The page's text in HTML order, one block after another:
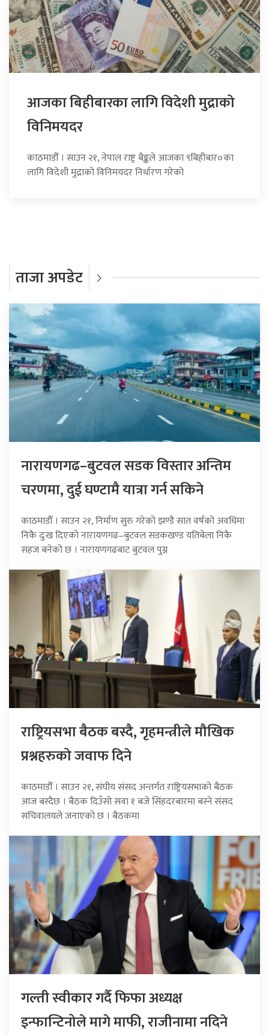
आजका बिहीबारका लागि विदेशी मुद्राको
विनिमयदर
काठमाडौँ । साउन २१, नेपाल राष्ट्र बैङ्कले आजका ९बिहीबार०का
लागि विदेशी मुद्राको विनिमयदर निर्धारण गरेको
ताजा अपडेट
नारायणगढ–बुटवल सडक विस्तार अन्तिम
चरणमा, दुई घण्टामै यात्रा गर्न सकिने
काठमाडौँ । साउन २१, निर्माण सुरु गरेको झण्डै सात वर्षको अवधिमा
निकै दुःख दिएको नारायणगढ–बुटवल सडकखण्ड यतिबेला निकै
सहज बनेको छ । नारायणगढबाट बुटवल पुग्न
राष्ट्रियसभा बैठक बस्दै, गृहमन्त्रीले मौखिक
प्रश्नहरुको जवाफ दिने
काठमाडौँ । साउन २१, संघीय संसद अन्तर्गत राष्ट्रियसभाको बैठक
आज बस्दैछ । बैठक दिउँसो सवा १ बजे सिंहदरबारमा बस्ने संसद
सचिवालयले जनाएको छ । बैठकमा
गल्ती स्वीकार गर्दै फिफा अध्यक्ष
इन्फान्टिनोले मागे माफी, राजीनामा नदिने